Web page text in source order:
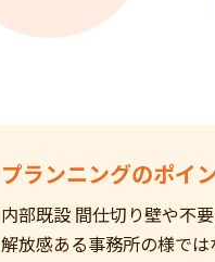
プランニングのポイ
内部既設 間仕切り壁や不
解放感ある事務所の様で